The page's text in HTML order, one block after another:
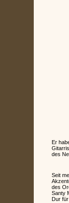
Er
des
Seit
des
Santy
Dur